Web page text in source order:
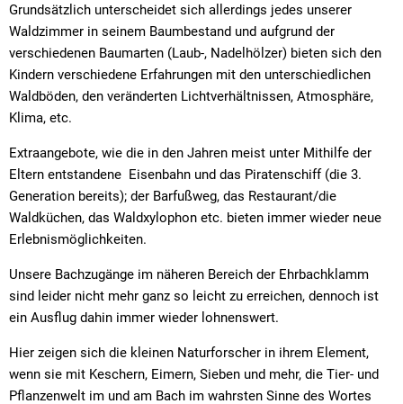
Grundsätzlich unterscheidet sich allerdings jedes unserer
Waldzimmer in seinem Baumbestand und aufgrund der
verschiedenen Baumarten (Laub-, Nadelhölzer) bieten sich den
Kindern verschiedene Erfahrungen mit den unterschiedlichen
Waldböden, den veränderten Lichtverhältnissen, Atmosphäre,
Klima, etc.
Extraangebote, wie die in den Jahren meist unter Mithilfe der
Eltern entstandene Eisenbahn und das Piratenschiff (die 3.
Generation bereits); der Barfußweg, das Restaurant/die
Waldküchen, das Waldxylophon etc. bieten immer wieder neue
Erlebnismöglichkeiten.
Unsere Bachzugänge im näheren Bereich der Ehrbachklamm
sind leider nicht mehr ganz so leicht zu erreichen, dennoch ist
ein Ausflug dahin immer wieder lohnenswert.
Hier zeigen sich die kleinen Naturforscher in ihrem Element,
wenn sie mit Keschern, Eimern, Sieben und mehr, die Tier- und
Pflanzenwelt im und am Bach im wahrsten Sinne des Wortes